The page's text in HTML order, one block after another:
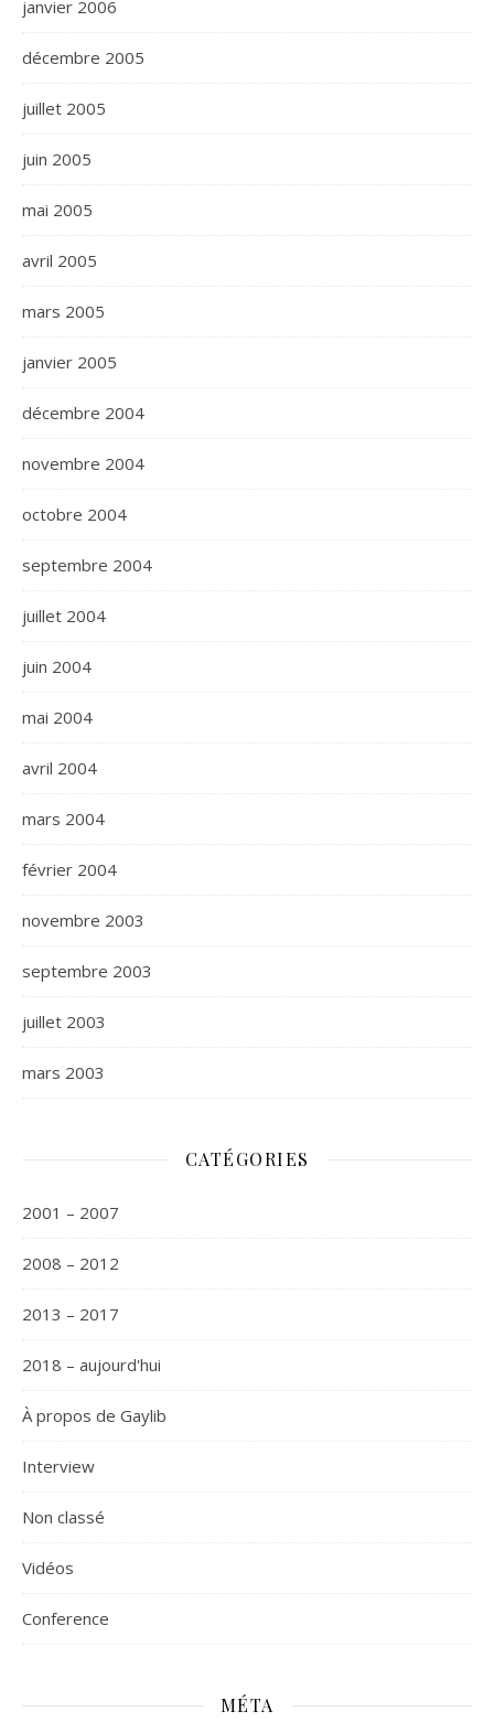
janvier 2006
décembre 2005
juillet 2005
juin 2005
mai 2005
avril 2005
mars 2005
janvier 2005
décembre 2004
novembre 2004
octobre 2004
septembre 2004
juillet 2004
juin 2004
mai 2004
avril 2004
mars 2004
février 2004
novembre 2003
septembre 2003
juillet 2003
mars 2003
CATÉGORIES
2001 – 2007
2008 – 2012
2013 – 2017
2018 – aujourd'hui
À propos de Gaylib
Interview
Non classé
Vidéos
Сonference
MÉTA